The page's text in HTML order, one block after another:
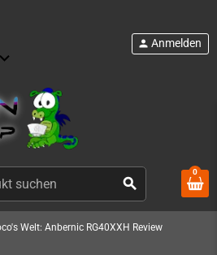
search
person Anmelden
0
Welt: Anbernic RG40XXH Review